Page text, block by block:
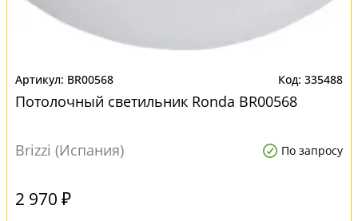
BR00568 335488
Потолочный светильник Ronda BR00568
Brizzi (Испания) По запросу
2 970 ₽